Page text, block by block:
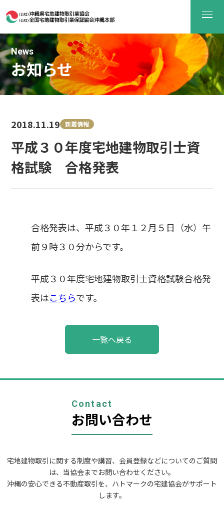
News
お知らせ
平成３０年度宅地建物取引士資
格試験 合格発表
2018.11.19 新着情報
合格発表は、平成３０年１２月５日（水）午
前９時３０分からです。
平成３０年度宅地建物取引士資格試験合格発
表はこちらです。
ー
一覧へ戻る
Contact
お問い合わせ
宅地建物取引に関する制度や講習、会員登録などについてのご質問
は、当協会までお問い合わせください。
沖縄の安心できる不動産取引を、ハトマークの宅建協会がサポート
します。